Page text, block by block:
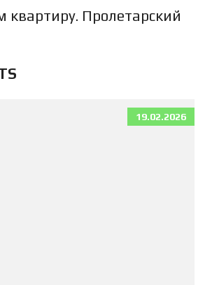
квартиру. Пролетарский
19.02.2026